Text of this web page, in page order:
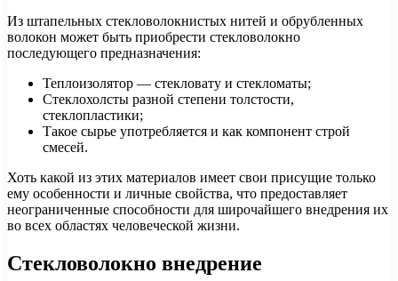
Из штапельных стекловолокнистых нитей и обрубленных
волокон может быть приобрести стекловолокно
последующего предназначения:
Теплоизолятор — стекловату и стекломаты;
Стеклохолсты разной степени толстости,
стеклопластики;
Такое сырье употребляется и как компонент строй
смесей.
Хоть какой из этих материалов имеет свои присущие только
ему особенности и личные свойства, что предоставляет
неограниченные способности для широчайшего внедрения их
во всех областях человеческой жизни.
Стекловолокно внедрение